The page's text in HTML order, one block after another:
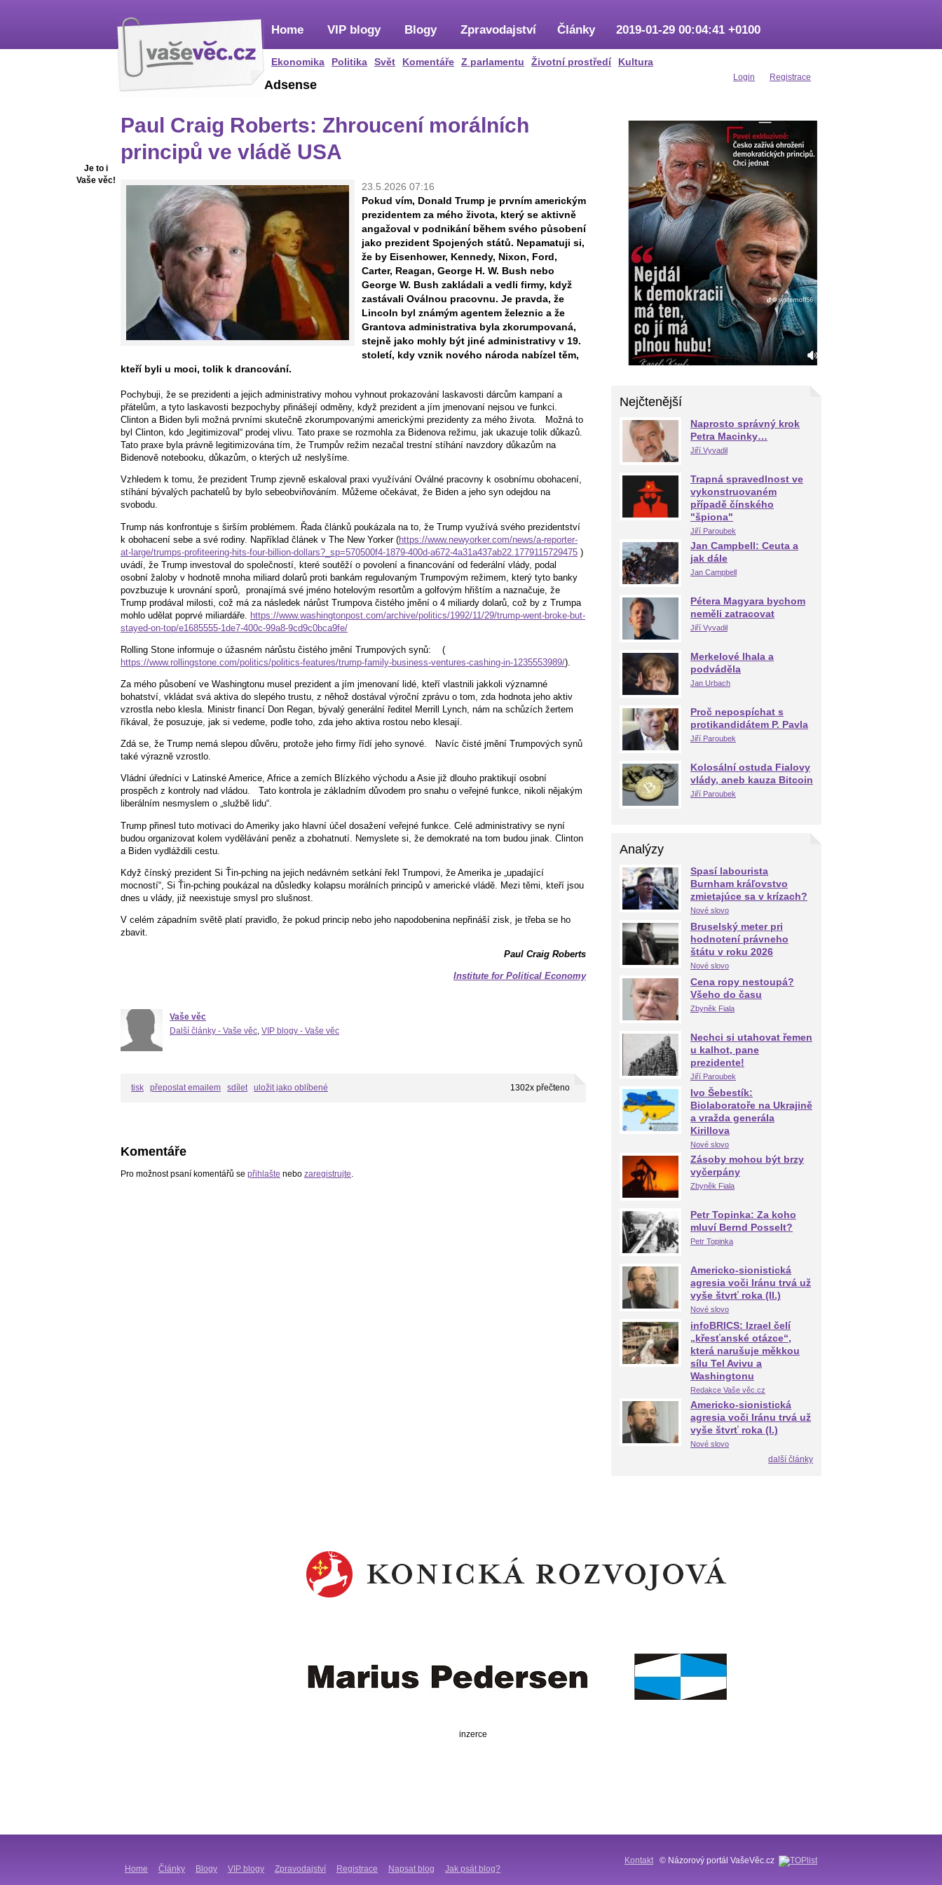
Home
Ekonomika Politika Svět Komentáře Z parlamentu Životní prostředí Kultura
VIP blogy Blogy Zpravodajství Články 2019-01-29 00:04:41 +0100
Login Registrace
Je to i
Vaše věc!
Adsense
Paul Craig Roberts: Zhroucení morálních
principů ve vládě USA
23.5.2026 07:16
Pokud vím, Donald Trump je prvním americkým
prezidentem za mého života, který se aktivně
angažoval v podnikání během svého působení
jako prezident Spojených států. Nepamatuji si,
že by Eisenhower, Kennedy, Nixon, Ford,
Carter, Reagan, George H. W. Bush nebo
George W. Bush zakládali a vedli firmy, když
zastávali Oválnou pracovnu. Je pravda, že
Lincoln byl známým agentem železnic a že
Grantova administrativa byla zkorumpovaná,
stejně jako mohly být jiné administrativy v 19.
století, kdy vznik nového národa nabízel těm,
kteří byli u moci, tolik k drancování.
Pochybuji, že se prezidenti a jejich administrativy mohou vyhnout prokazování laskavosti dárcům kampaní a
přátelům, a tyto laskavosti bezpochyby přinášejí odměny, když prezident a jím jmenovaní nejsou ve funkci.
Clinton a Biden byli možná prvními skutečně zkorumpovanými americkými prezidenty za mého života. Možná to
byl Clinton, kdo „legitimizoval“ prodej vlivu. Tato praxe se rozmohla za Bidenova režimu, jak ukazuje tolik důkazů.
Tato praxe byla právně legitimizována tím, že Trumpův režim nezačal trestní stíhání navzdory důkazům na
Bidenově notebooku, důkazům, o kterých už neslyšíme.
Vzhledem k tomu, že prezident Trump zjevně eskaloval praxi využívání Oválné pracovny k osobnímu obohacení,
stíhání bývalých pachatelů by bylo sebeobviňováním. Můžeme očekávat, že Biden a jeho syn odejdou na
svobodu.
Trump nás konfrontuje s širším problémem. Řada článků poukázala na to, že Trump využívá svého prezidentství
k obohacení sebe a své rodiny. Například článek v The New Yorker (https://www.newyorker.com/news/a-reporter-
at-large/trumps-profiteering-hits-four-billion-dollars?_sp=570500f4-1879-400d-a672-4a31a437ab22.1779115729475 )
uvádí, že Trump investoval do společností, které soutěží o povolení a financování od federální vlády, podal
osobní žaloby v hodnotě mnoha miliard dolarů proti bankám regulovaným Trumpovým režimem, který tyto banky
povzbuzuje k urovnání sporů,
pronajímá své jméno hotelovým resortům a golfovým hřištím a naznačuje, že
Trump prodával milosti, což má za následek nárůst Trumpova čistého jmění o 4 miliardy dolarů, což by z Trumpa
mohlo udělat poprvé miliardáře. https://www.washingtonpost.com/archive/politics/1992/11/29/trump-went-broke-but-
stayed-on-top/e1685555-1de7-400c-99a8-9cd9c0bca9fe/
Rolling Stone informuje o úžasném nárůstu čistého jmění Trumpových synů:
(
https://www.rollingstone.com/politics/politics-features/trump-family-business-ventures-cashing-in-1235553989/).
Za mého působení ve Washingtonu musel prezident a jím jmenovaní lidé, kteří vlastnili jakkoli významné
bohatství, vkládat svá aktiva do slepého trustu, z něhož dostával výroční zprávu o tom, zda hodnota jeho aktiv
vzrostla nebo klesla. Ministr financí Don Regan, bývalý generální ředitel Merrill Lynch, nám na schůzích žertem
říkával, že posuzuje, jak si vedeme, podle toho, zda jeho aktiva rostou nebo klesají.
Zdá se, že Trump nemá slepou důvěru, protože jeho firmy řídí jeho synové.
Navíc čisté jmění Trumpových synů
také výrazně vzrostlo.
Vládní úředníci v Latinské Americe, Africe a zemích Blízkého východu a Asie již dlouho praktikují osobní
prospěch z kontroly nad vládou.
Tato kontrola je základním důvodem pro snahu o veřejné funkce, nikoli nějakým
liberálním nesmyslem o „službě lidu“.
Trump přinesl tuto motivaci do Ameriky jako hlavní účel dosažení veřejné funkce. Celé administrativy se nyní
budou organizovat kolem vydělávání peněz a zbohatnutí. Nemyslete si, že demokraté na tom budou jinak. Clinton
a Biden vydláždili cestu.
Když čínský prezident Si Ťin-pching na jejich nedávném setkání řekl Trumpovi, že Amerika je „upadající
mocností“, Si Ťin-pching poukázal na důsledky kolapsu morálních principů v americké vládě. Mezi těmi, kteří jsou
dnes u vlády, již neexistuje smysl pro slušnost.
V celém západním světě platí pravidlo, že pokud princip nebo jeho napodobenina nepřináší zisk, je třeba se ho
zbavit.
Paul Craig Roberts
Institute for Political Economy
Vaše věc
Další články - Vaše věc, VIP blogy - Vaše věc
tisk přeposlat emailem sdílet uložit jako oblíbené 1302x přečteno
Komentáře
Pro možnost psaní komentářů se přihlašte nebo zaregistrujte.
Nejčtenější
Naprosto správný krok
Petra Macinky…
Jiří Vyvadil
Trapná spravedlnost ve
vykonstruovaném
případě čínského
"špiona"
Jiří Paroubek
Jan Campbell: Ceuta a
jak dále
Jan Campbell
Pétera Magyara bychom
neměli zatracovat
Jiří Vyvadil
Merkelové lhala a
podváděla
Jan Urbach
Proč nepospíchat s
protikandidátem P. Pavla
Jiří Paroubek
Kolosální ostuda Fialovy
vlády, aneb kauza Bitcoin
Jiří Paroubek
Analýzy
Spasí labourista
Burnham kráľovstvo
zmietajúce sa v krízach?
Nové slovo
Bruselský meter pri
hodnotení právneho
štátu v roku 2026
Nové slovo
Cena ropy nestoupá?
Všeho do času
Zbyněk Fiala
Nechci si utahovat řemen
u kalhot, pane
prezidente!
Jiří Paroubek
Ivo Šebestík:
Biolaboratoře na Ukrajině
a vražda generála
Kirillova
Nové slovo
Zásoby mohou být brzy
vyčerpány
Zbyněk Fiala
Petr Topinka: Za koho
mluví Bernd Posselt?
Petr Topinka
Americko-sionistická
agresia voči Iránu trvá už
vyše štvrť roka (II.)
Nové slovo
infoBRICS: Izrael čelí
„křesťanské otázce“,
která narušuje měkkou
sílu Tel Avivu a
Washingtonu
Redakce Vaše věc.cz
Americko-sionistická
agresia voči Iránu trvá už
vyše štvrť roka (I.)
Nové slovo
další články
inzerce
Home Články Blogy VIP blogy Zpravodajství Registrace Napsat blog Jak psát blog?
Kontakt © Názorový portál VašeVěc.cz